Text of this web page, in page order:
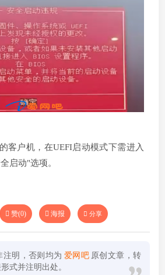
客户机，在UEFI启动模式下需进入
启动"选项。
赞(0) 海报 分享
注明，否则均为 爱网吧 原创文章，转
式并注明出处。